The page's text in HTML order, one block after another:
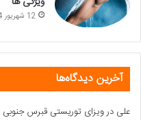
12 شهریور 1404
آخرین دیدگاه‌ها
علی درویزای توریستی قبرس جنوبی